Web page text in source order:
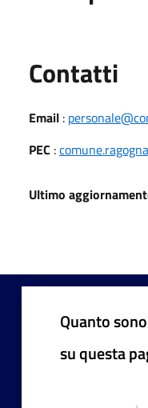
Contatti
Email :
PEC :
Ultimo
Quanto
su questa